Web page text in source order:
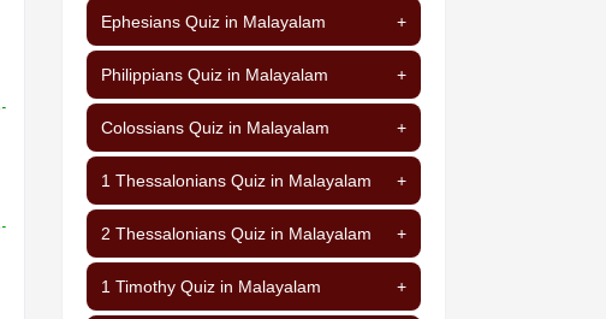
Ephesians Quiz in Malayalam +
Philippians Quiz in Malayalam +
Colossians Quiz in Malayalam +
1 Thessalonians Quiz in Malayalam +
2 Thessalonians Quiz in Malayalam +
1 Timothy Quiz in Malayalam +